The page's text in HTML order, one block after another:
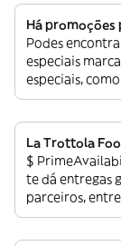
Há promoções
Podes
especiais
especiais,
La Trottola
$
te dá entregas
parceiros,